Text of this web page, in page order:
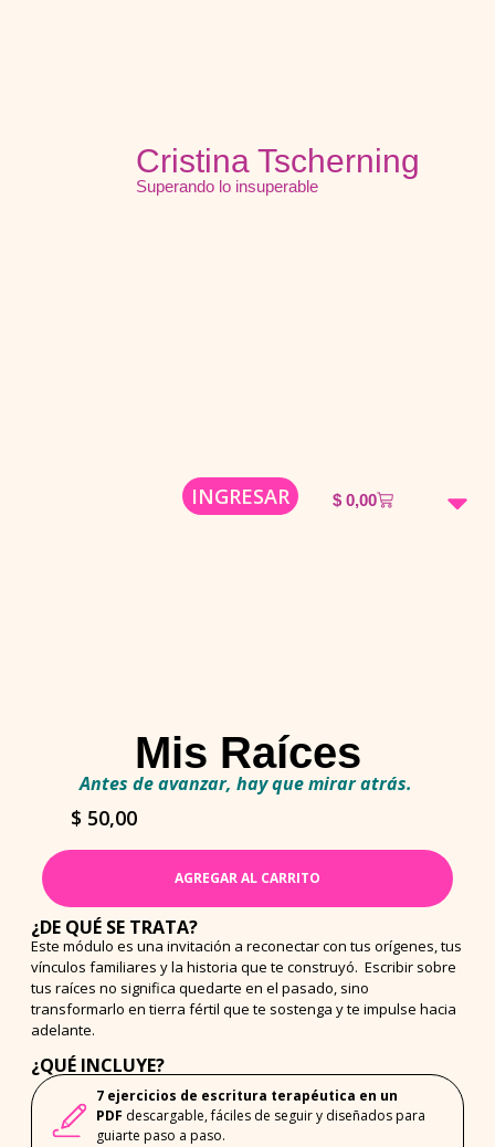
Cristina Tscherning
Superando lo insuperable
$0,00
INGRESAR
Mis Raíces
Antes de avanzar, hay que mirar atrás.
$ 50,00
AGREGAR AL CARRITO
¿DE QUÉ SE TRATA?
Este módulo es una invitación a reconectar con tus orígenes, tus
vínculos familiares y la historia que te construyó. Escribir sobre
tus raíces no significa quedarte en el pasado, sino
transformarlo en tierra fértil que te sostenga y te impulse hacia
adelante.
¿QUÉ INCLUYE?
7 ejercicios de escritura terapéutica en un
PDF descargable, fáciles de seguir y diseñados para
guiarte paso a paso.